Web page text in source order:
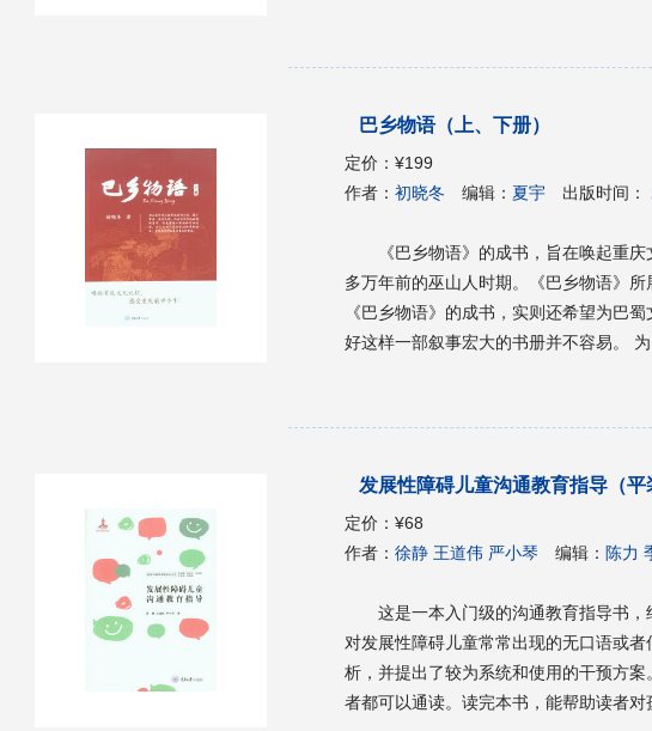
念，即营造师生共同成长的情感场，点
巴乡物语（上、下册）
定价：¥199
作者：初晓冬 编辑： 夏宇 出版时间：
《巴乡物语》的成书，旨在唤起重
多万年前的巫山人时期。《巴乡物语》
《巴乡物语》的成书，实则还希望为巴
好这样一部叙事宏大的书册并不容易。
存相对较好的一些原生态文化现象入手
生。就这样，重庆的古往今来（从天地
发展性障碍儿童沟通教育指导（平
定价：¥68
作者：徐静 王道伟 严小琴 编辑：陈力
这是一本入门级的沟通教育指导书
对发展性障碍儿童常常出现的无口语或
析，并提出了较为系统和使用的干预方
者都可以通读。读完本书，能帮助读者